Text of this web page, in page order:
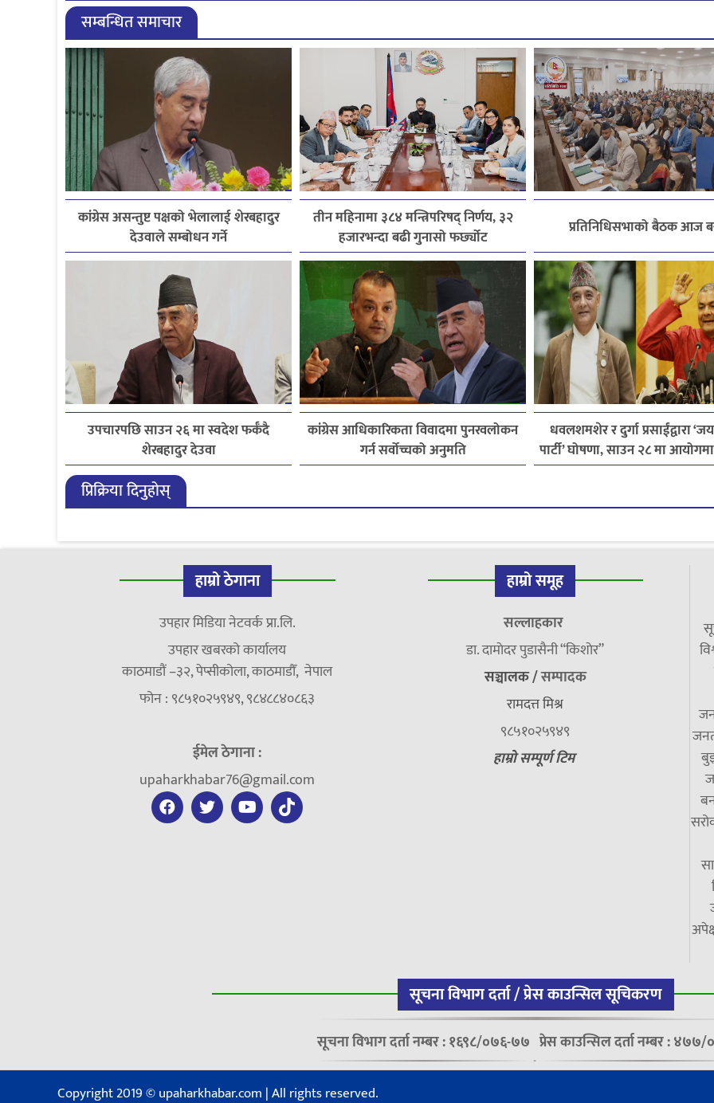
सम्बन्धित समाचार
कांग्रेस असन्तुष्ट पक्षको भेलालाई शेरबहादुर
देउवाले सम्बोधन गर्ने
तीन महिनामा ३८४ मन्त्रिपरिषद् निर्णय, ३२
हजारभन्दा बढी गुनासो फर्छ्योट
प्रतिनिधिसभाको बैठक आज
उपचारपछि साउन २६ मा स्वदेश फर्कँदै
शेरबहादुर देउवा
कांग्रेस आधिकारिकता विवादमा पुनरवलोकन
गर्न सर्वोच्चको अनुमति
धवलशमशेर र दुर्गा प्रसाईंद्वारा
पार्टी’ घोषणा, साउन २८ मा आयोगमा
तयारी
प्रिक्रिया दिनुहोस्
हाम्रो ठेगाना
उपहार मिडिया नेटवर्क प्रा.लि.
उपहार खबरको कार्यालय
काठमाडौं –३२, पेप्सीकोला, काठमाडौँ, नेपाल
फोन : ९८५१०२५९४९, ९८४८८४०८६३
ईमेल ठेगाना :
upaharkhabar76@gmail.com
हाम्रो समूह
सल्लाहकार
डा. दामाेदर पुडासैनी “किशाेर”
सञ्चालक /सम्पादक
रामदत्त मिश्र
९८५१०२५९४९
हाम्रो सम्पूर्ण टिम
सूचना विभाग दर्ता / प्रेस काउन्सिल सूचिकरण
सूचना विभाग दर्ता नम्बर : १६९८/०७६-७७ प्रेस काउन्सिल दर्ता नम्बर :
Copyright 2019 © upaharkhabar.com | All rights reserved.